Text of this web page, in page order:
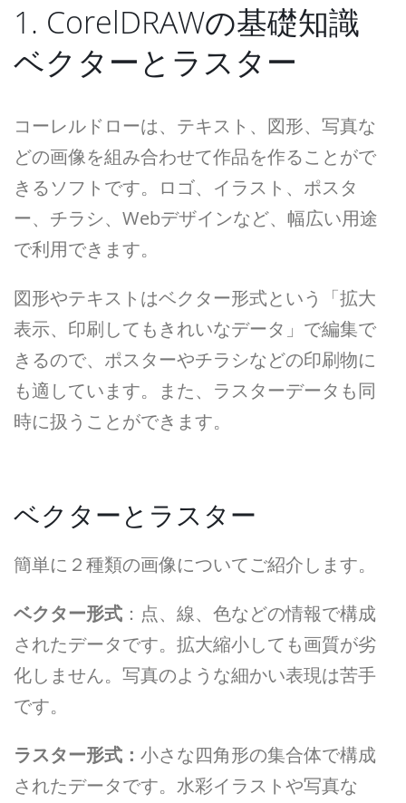
1. CorelDRAWの基礎知識
ベクターとラスター
コーレルドローは、テキスト、図形、写真な
どの画像を組み合わせて作品を作ることがで
きるソフトです。ロゴ、イラスト、ポスタ
ー、チラシ、Webデザインなど、幅広い用途
で利用できます。
図形やテキストはベクター形式という「拡大
表示、印刷してもきれいなデータ」で編集で
きるので、ポスターやチラシなどの印刷物に
も適しています。また、ラスターデータも同
時に扱うことができます。
ベクターとラスター
簡単に２種類の画像についてご紹介します。
ベクター形式 ：点、線、色などの情報で構成
されたデータです。拡大縮小しても画質が劣
化しません。写真のような細かい表現は苦手
です。
ラスター形式： 小さな四角形の集合体で構成
されたデータです。水彩イラストや写真な